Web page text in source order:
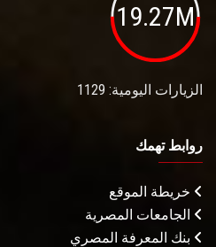
19.27M
الزيارات اليومية: 1129
روابط تهمك
خريطة الموقع
الجامعات المصرية
بنك المعرفة المصري